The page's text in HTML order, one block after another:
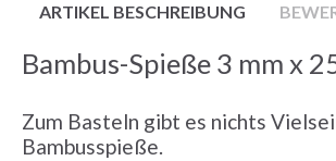
ARTIKEL BESCHREIBUNG
Bambus-Spieße 3 mm x
Zum Basteln gibt es nichts
Bambusspieße.